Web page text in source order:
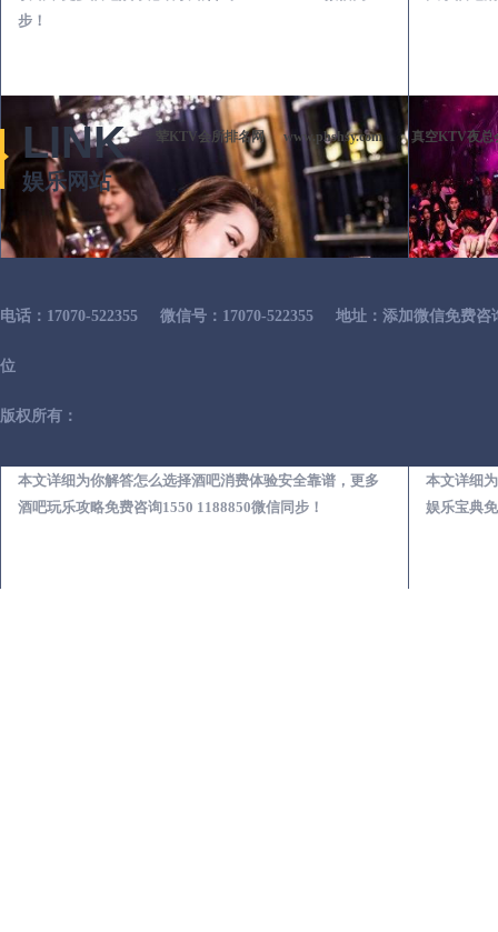
步！
本文详细为你解答怎么选择酒吧消费体验安全靠谱，更多
酒吧玩乐攻略免费咨询1550 1188850微信同步！
本文详细
娱乐宝典
LINK
娱乐网站
荤KTV会所排名网 www.phshsy.com 真空KTV夜总
电话：17070-522355 微信号：17070-522355 地址：添加微信免费咨
位
版权所有：